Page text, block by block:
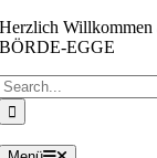
Zum
Inhalt
Herzlich Willkommen
BÖRDE-EGGE